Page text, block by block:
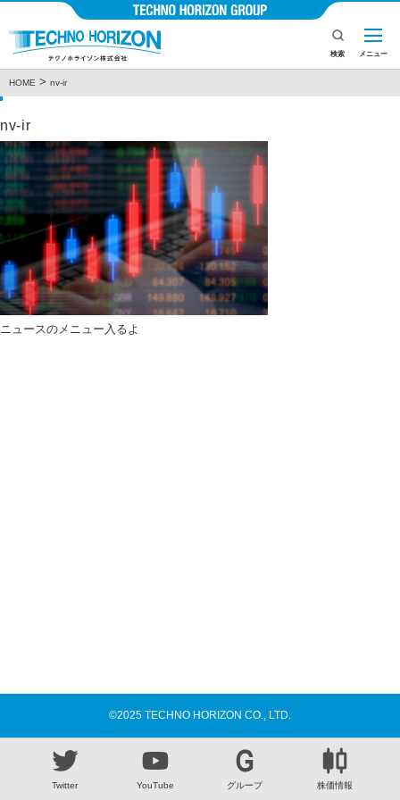
メニュー
企業情報
製品とサービス
ニュース
投資家情報
CSR
採用情報
お問い合わせ
検索
HOME > nv-ir
ニュース
nv-ir
ニュースのメニュー入るよ
©2025 TECHNO HORIZON CO., LTD.
Twitter YouTube グループ 株価情報